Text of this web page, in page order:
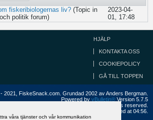
våra tjänster och vår kommunikation
fiskeribiologernas liv? (Topic in
politik forum)
2023-04-
01, 17:48
HJÄLP
KONTAKTA OSS
COOKIEPOLICY
GÅ TILL TOPPEN
2021, FiskeSnack.com. Grundad 2002 av Anders Bergman.
Powered by vBulletin® Version 5.7.5
© 2026 MH Sub I, LLC dba vBulletin. All rights reserved.
All times are GMT+1. This page was generated at 04:56.